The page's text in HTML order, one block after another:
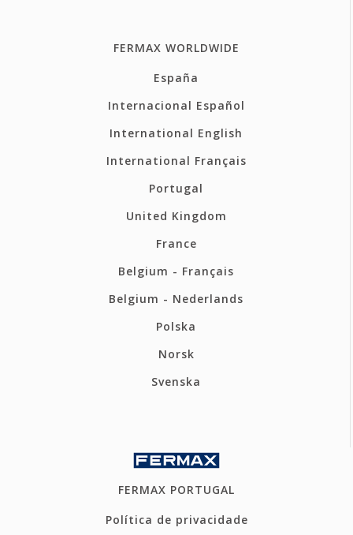
FERMAX WORLDWIDE
España
Internacional Español
International English
International Français
Portugal
United Kingdom
France
Belgium - Français
Belgium - Nederlands
Polska
Norsk
Svenska
FERMAX PORTUGAL
Política de privacidade